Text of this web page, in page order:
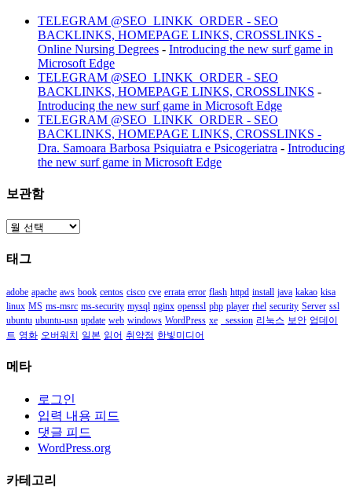
TELEGRAM @SEO_LINKK_ORDER - SEO
BACKLINKS, HOMEPAGE LINKS, CROSSLINKS -
Online Nursing Degrees - Introducing the new surf game in
Microsoft Edge
TELEGRAM @SEO_LINKK_ORDER - SEO
BACKLINKS, HOMEPAGE LINKS, CROSSLINKS -
Introducing the new surf game in Microsoft Edge
TELEGRAM @SEO_LINKK_ORDER - SEO
BACKLINKS, HOMEPAGE LINKS, CROSSLINKS -
Dra. Samoara Barbosa Psiquiatra e Psicogeriatra - Introducing
the new surf game in Microsoft Edge
보관함
보
함
태그
adobe apache aws book centos cisco cve errata error flash httpd install java kakao kisa
linux MS ms-msrc ms-security mysql nginx openssl php player rhel security Server ssl
ubuntu ubuntu-usn update web windows WordPress xe _session 리눅스 보안 업데이
트 영화 오버워치 일본 읽어 취약점 한빛미디어
메타
로그인
입력 내용 피드
댓글 피드
WordPress.org
카테고리